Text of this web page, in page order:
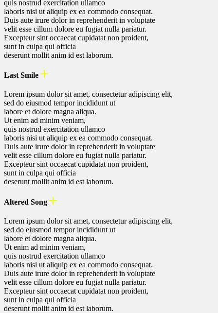
quis nostrud exercitation ullamco
laboris nisi ut aliquip ex ea commodo consequat.
Duis aute irure dolor in reprehenderit in voluptate
velit esse cillum dolore eu fugiat nulla pariatur.
Excepteur sint occaecat cupidatat non proident,
sunt in culpa qui officia
deserunt mollit anim id est laborum.
Last Smile
Lorem ipsum dolor sit amet, consectetur adipiscing elit,
sed do eiusmod tempor incididunt ut
labore et dolore magna aliqua.
Ut enim ad minim veniam,
quis nostrud exercitation ullamco
laboris nisi ut aliquip ex ea commodo consequat.
Duis aute irure dolor in reprehenderit in voluptate
velit esse cillum dolore eu fugiat nulla pariatur.
Excepteur sint occaecat cupidatat non proident,
sunt in culpa qui officia
deserunt mollit anim id est laborum.
Altered Song
Lorem ipsum dolor sit amet, consectetur adipiscing elit,
sed do eiusmod tempor incididunt ut
labore et dolore magna aliqua.
Ut enim ad minim veniam,
quis nostrud exercitation ullamco
laboris nisi ut aliquip ex ea commodo consequat.
Duis aute irure dolor in reprehenderit in voluptate
velit esse cillum dolore eu fugiat nulla pariatur.
Excepteur sint occaecat cupidatat non proident,
sunt in culpa qui officia
deserunt mollit anim id est laborum.